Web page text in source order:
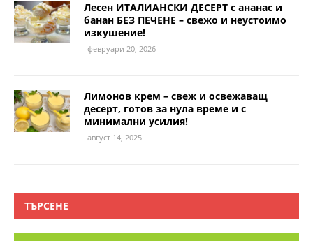
Лесен ИТАЛИАНСКИ ДЕСЕРТ с ананас и
банан БЕЗ ПЕЧЕНЕ – свежо и неустоимо
изкушение!
февруари 20, 2026
Лимонов крем – свеж и освежаващ
десерт, готов за нула време и с
минимални усилия!
август 14, 2025
ТЪРСЕНЕ